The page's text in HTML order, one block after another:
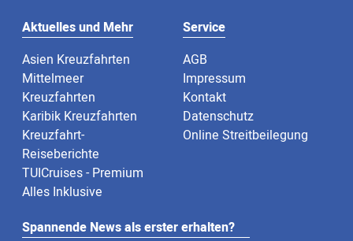
Aktuelles und Mehr
Asien Kreuzfahrten
Mittelmeer
Kreuzfahrten
Karibik Kreuzfahrten
Kreuzfahrt-
Reiseberichte
TUICruises - Premium
Alles Inklusive
Service
AGB
Impressum
Kontakt
Datenschutz
Online Streitbeilegung
Spannende News als erster erhalten?